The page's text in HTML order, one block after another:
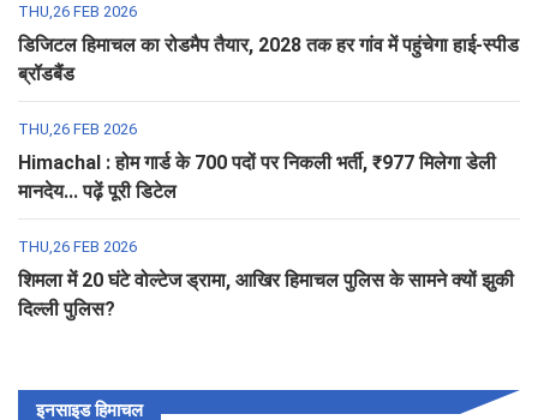
THU,26 FEB 2026
डिजिटल हिमाचल का रोडमैप तैयार, 2028 तक हर गांव में पहुंचेगा हाई-स्पीड
ब्रॉडबैंड
THU,26 FEB 2026
Himachal : होम गार्ड के 700 पदों पर निकली भर्ती, ₹977 मिलेगा डेली
मानदेय... पढ़ें पूरी डिटेल
THU,26 FEB 2026
शिमला में 20 घंटे वोल्टेज ड्रामा, आखिर हिमाचल पुलिस के सामने क्यों झुकी
दिल्ली पुलिस?
इनसाइड हिमाचल